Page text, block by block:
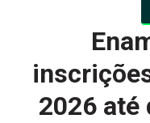
2026 até